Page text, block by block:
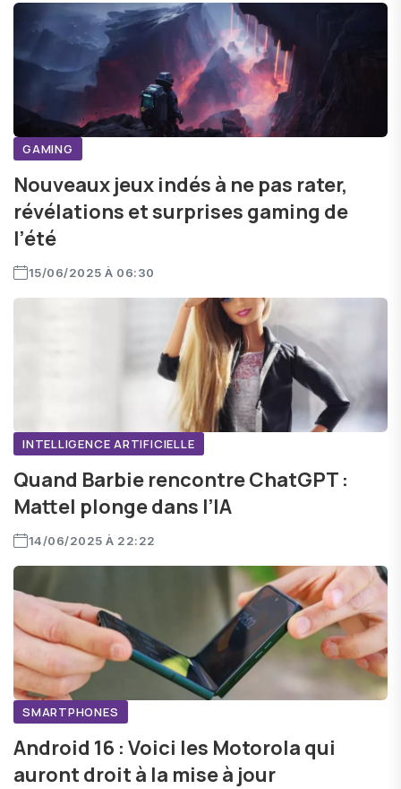
GAMING
Nouveaux jeux indés à ne pas rater,
révélations et surprises gaming de
l’été
15/06/2025 À 06:30
INTELLIGENCE ARTIFICIELLE
Quand Barbie rencontre ChatGPT :
Mattel plonge dans l’IA
14/06/2025 À 22:22
SMARTPHONES
Android 16 : Voici les Motorola qui
auront droit à la mise à jour